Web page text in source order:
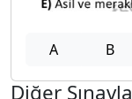
A B
Diğer